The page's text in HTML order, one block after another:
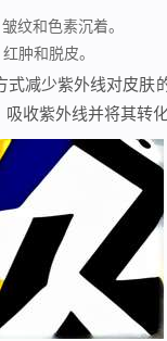
纹和色素沉着。
肿和脱皮。
减少紫外线对皮肤
收紫外线并将其转